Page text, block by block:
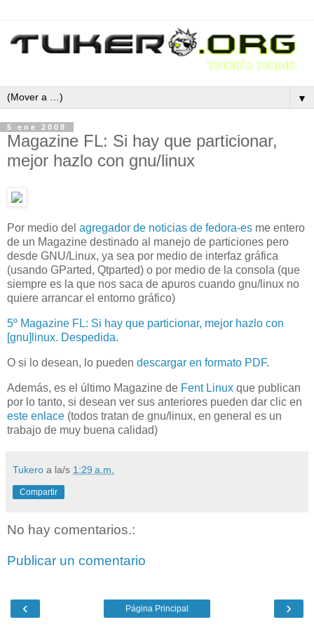
▼
5 ene 2008
Magazine FL: Si hay que particionar,
mejor hazlo con gnu/linux
Por medio del agregador de noticias de fedora-es me entero
de un Magazine destinado al manejo de particiones pero
desde GNU/Linux, ya sea por medio de interfaz gráfica
(usando GParted, Qtparted) o por medio de la consola (que
siempre es la que nos saca de apuros cuando gnu/linux no
quiere arrancar el entorno gráfico)
5º Magazine FL: Si hay que particionar, mejor hazlo con
[gnu]linux. Despedida.
O si lo desean, lo pueden descargar en formato PDF.
Además, es el último Magazine de Fent Linux que publican
por lo tanto, si desean ver sus anteriores pueden dar clic en
este enlace (todos tratan de gnu/linux, en general es un
trabajo de muy buena calidad)
Tukero a la/s 1:29 a.m.
Compartir
No hay comentarios.:
Publicar un comentario
‹ ›
Página Principal